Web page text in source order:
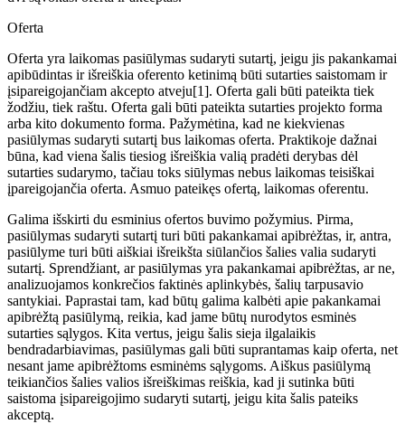
Oferta
Oferta yra laikomas pasiūlymas sudaryti sutartį, jeigu jis pakankamai
apibūdintas ir išreiškia oferento ketinimą būti sutarties saistomam ir
įsipareigojančiam akcepto atveju[1]. Oferta gali būti pateikta tiek
žodžiu, tiek raštu. Oferta gali būti pateikta sutarties projekto forma
arba kito dokumento forma. Pažymėtina, kad ne kiekvienas
pasiūlymas sudaryti sutartį bus laikomas oferta. Praktikoje dažnai
būna, kad viena šalis tiesiog išreiškia valią pradėti derybas dėl
sutarties sudarymo, tačiau toks siūlymas nebus laikomas teisiškai
įpareigojančia oferta. Asmuo pateikęs ofertą, laikomas oferentu.
Galima išskirti du esminius ofertos buvimo požymius. Pirma,
pasiūlymas sudaryti sutartį turi būti pakankamai apibrėžtas, ir, antra,
pasiūlyme turi būti aiškiai išreikšta siūlančios šalies valia sudaryti
sutartį. Sprendžiant, ar pasiūlymas yra pakankamai apibrėžtas, ar ne,
analizuojamos konkrečios faktinės aplinkybės, šalių tarpusavio
santykiai. Paprastai tam, kad būtų galima kalbėti apie pakankamai
apibrėžtą pasiūlymą, reikia, kad jame būtų nurodytos esminės
sutarties sąlygos. Kita vertus, jeigu šalis sieja ilgalaikis
bendradarbiavimas, pasiūlymas gali būti suprantamas kaip oferta, net
nesant jame apibrėžtoms esminėms sąlygoms. Aiškus pasiūlymą
teikiančios šalies valios išreiškimas reiškia, kad ji sutinka būti
saistoma įsipareigojimo sudaryti sutartį, jeigu kita šalis pateiks
akceptą.